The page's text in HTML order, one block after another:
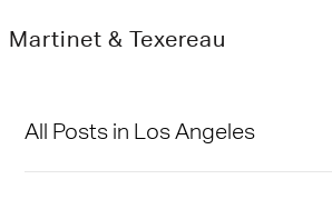
Martinet & Texereau
All Posts in Los Angeles